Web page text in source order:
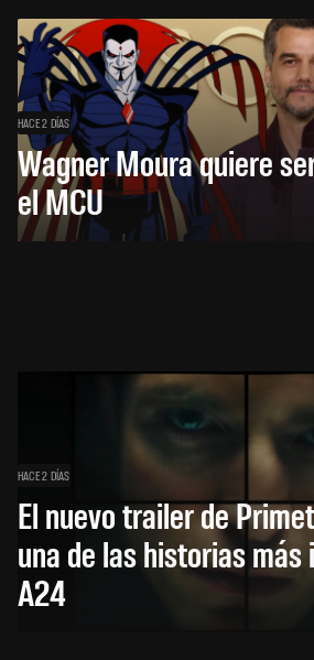
HACE 2 DÍAS
Wagner Moura quiere
el MCU
HACE 2 DÍAS
El nuevo trailer de
una de las historias más
A24